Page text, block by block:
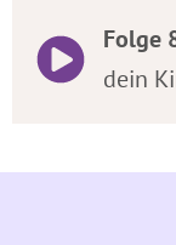
Folge
dein